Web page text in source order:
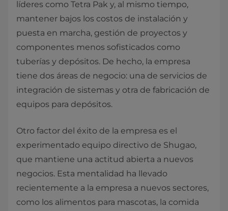
líderes como Tetra Pak y, al mismo tiempo,
mantener bajos los costos de instalación y
puesta en marcha, gestión de proyectos y
componentes menos sofisticados como
tuberías y depósitos. De hecho, la empresa
tiene dos áreas de negocio: una de servicios de
integración de sistemas y otra de fabricación de
equipos para depósitos.
Otro factor del éxito de la empresa es el
experimentado equipo directivo de Shugao,
que mantiene una actitud abierta a nuevos
negocios. Esta mentalidad ha llevado
recientemente a la empresa a nuevos sectores,
como los alimentos para mascotas, la comida